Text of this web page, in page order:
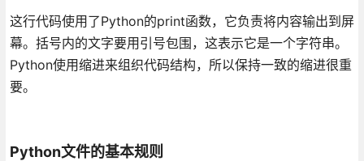
这行代码使用了Python的print函数，它负责将内容输出到屏
幕。括号内的文字要用引号包围，这表示它是一个字符串。
Python使用缩进来组织代码结构，所以保持一致的缩进很重
要。
Python文件的基本规则